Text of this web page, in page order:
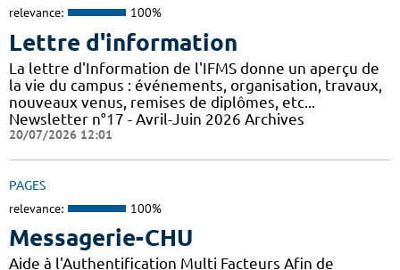
relevance: 100%
Lettre d'information
La lettre d'Information de l'IFMS donne un aperçu de
la vie du campus : événements, organisation, travaux,
nouveaux venus, remises de diplômes, etc...
Newsletter n°17 - Avril-Juin 2026 Archives
20/07/2026 12:01
PAGES
relevance: 100%
Messagerie-CHU
Aide à l'Authentification Multi Facteurs Afin de